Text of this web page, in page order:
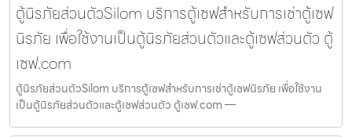
ตู้นิรภัยส่วนตัวSilom บริการตู้เซฟสำหรับการเช่าตู้เซฟ
นิรภัย เพื่อใช้งานเป็นตู้นิรภัยส่วนตัวและตู้เซฟส่วนตัว ตู้
เซฟ.com
ตู้นิรภัยส่วนตัวSilom บริการตู้เซฟสำหรับการเช่าตู้เซฟนิรภัย เพื่อใช้งาน
เป็นตู้นิรภัยส่วนตัวและตู้เซฟส่วนตัว ตู้เซฟ.com —